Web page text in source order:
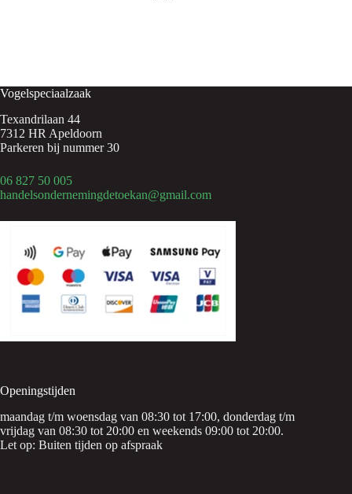
Vogelspeciaalzaak
Texandrilaan 44
7312 HR Apeldoorn
Parkeren bij nummer 30
06 827 50 005
handelsondernemingdetoekan@gmail.com
Openingstijden
maandag t/m woensdag van 08:30 tot 17:00, donderdag t/m
vrijdag van 08:30 tot 20:00 en weekends 09:00 tot 20:00.
Let op: Buiten tijden op afspraak